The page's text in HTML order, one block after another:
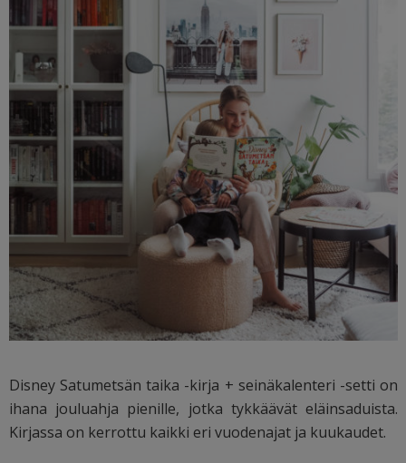
Disney Satumetsän taika -kirja + seinäkalenteri -setti on
ihana jouluahja pienille, jotka tykkäävät eläinsaduista.
Kirjassa on kerrottu kaikki eri vuodenajat ja kuukaudet.